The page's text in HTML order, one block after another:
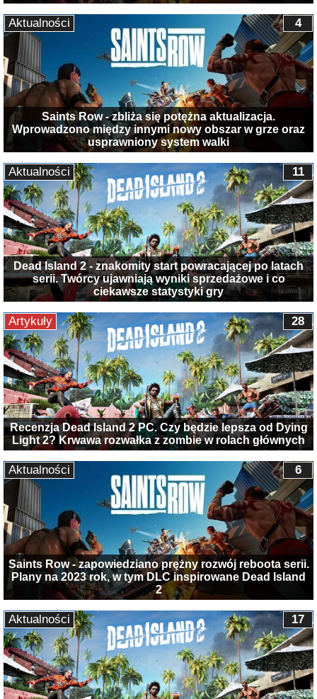
Saints Row - zbliża się potężna aktualizacja.
Wprowadzono między innymi nowy obszar w grze oraz
usprawniony system walki
4
Aktualności
Dead Island 2 - znakomity start powracającej po latach
serii. Twórcy ujawniają wyniki sprzedażowe i co
ciekawsze statystyki gry
11
Aktualności
Recenzja Dead Island 2 PC. Czy będzie lepsza od Dying
Light 2? Krwawa rozwałka z zombie w rolach głównych
28
Artykuły
Saints Row - zapowiedziano prężny rozwój reboota serii.
Plany na 2023 rok, w tym DLC inspirowane Dead Island
2
6
Aktualności
17
Aktualności